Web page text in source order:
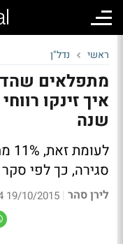
ראשי נדל"ן
מתפלאים
איך זינקו
שנה
סגירה, כך לפי סקר CofaceBdi.
לירן סהר |
19/10/2015 10:04